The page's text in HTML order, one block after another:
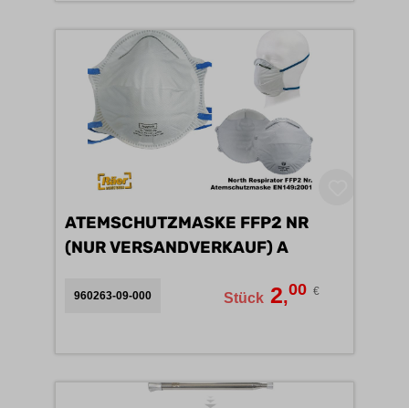
ATEMSCHUTZMASKE FFP2 NR
(NUR VERSANDVERKAUF) A
960263-09-000 Stück 2,00 €